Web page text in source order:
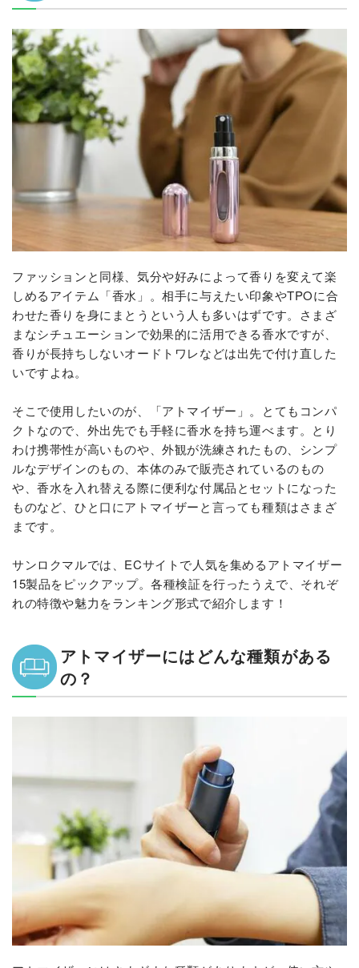
11位以下の製品
ファッションと同様、気分や好みによって香りを変えて楽
しめるアイテム「香水」。相手に与えたい印象やTPOに合
わせた香りを身にまとうという人も多いはずです。さまざ
まなシチュエーションで効果的に活用できる香水ですが、
香りが長持ちしないオードトワレなどは出先で付け直した
いですよね。
そこで使用したいのが、「アトマイザー」。とてもコンパ
クトなので、外出先でも手軽に香水を持ち運べます。とり
わけ携帯性が高いものや、外観が洗練されたもの、シンプ
ルなデザインのもの、本体のみで販売されているのもの
や、香水を入れ替える際に便利な付属品とセットになった
ものなど、ひと口にアトマイザーと言っても種類はさまざ
まです。
サンロクマルでは、ECサイトで人気を集めるアトマイザー
15製品をピックアップ。各種検証を行ったうえで、それぞ
れの特徴や魅力をランキング形式で紹介します！
アトマイザーにはどんな種類がある
の？